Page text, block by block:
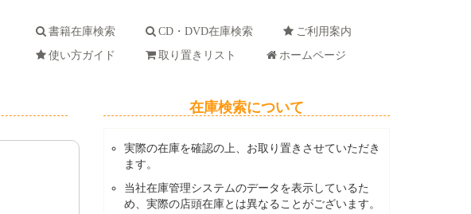
書籍在庫検索 CD・DVD在庫検索
ご利用案内
使い方ガイド
取り置きリスト ホームページ
在庫検索について
実際の在庫を確認の上、お取り置きさせていただき
ます。
当社在庫管理システムのデータを表示しているた
め、実際の店頭在庫とは異なることがございます。